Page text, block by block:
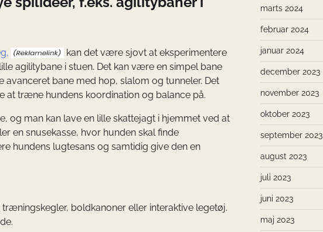
kan det være sjovt at eksperimentere
agilitybane i stuen. Det kan være en simpel bane
bane med hop, slalom og tunneler. Det
træne hundens koordination og balance på.
og man kan lave en lille skattejagt i hjemmet ved at
en snusekasse, hvor hunden skal finde
hundens lugtesans og samtidig give den en
boldkanoner eller interaktive legetøj.
marts 2024
februar 2024
januar 2024
december 2023
november 2023
oktober 2023
september 2023
august 2023
juli 2023
juni 2023
maj 2023